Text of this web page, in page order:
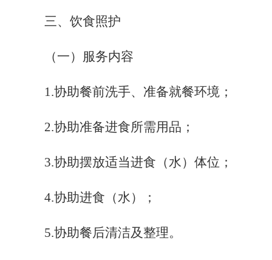
三、饮食照护
（一）服务内容
1.协助餐前洗手、准备就餐环境；
2.协助准备进食所需用品；
3.协助摆放适当进食（水）体位；
4.协助进食（水）；
5.协助餐后清洁及整理。